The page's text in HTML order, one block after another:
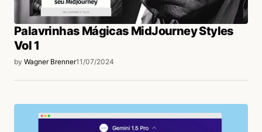
Palavrinhas Mágicas MidJourney Styles
Vol 1
by Wagner Brenner11/07/2024